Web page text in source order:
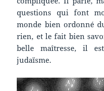
questions qui font
monde bien ordonné
rien, et le fait bien
belle maîtresse, il
judaïsme.